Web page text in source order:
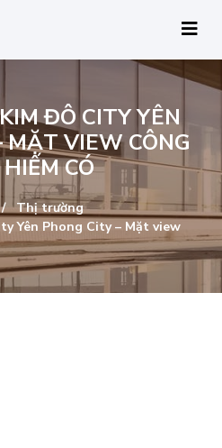
ĐÔ CITY YÊN
MẶT VIEW CÔNG
CÓ
Thị trường
Yên Phong City – Mặt view